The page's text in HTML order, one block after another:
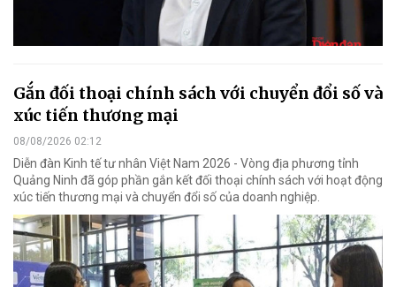
Gắn đối thoại chính sách với chuyển đổi số và
xúc tiến thương mại
08/08/2026 02:12
Diễn đàn Kinh tế tư nhân Việt Nam 2026 - Vòng địa phương tỉnh
Quảng Ninh đã góp phần gắn kết đối thoại chính sách với hoạt động
xúc tiến thương mại và chuyển đổi số của doanh nghiệp.